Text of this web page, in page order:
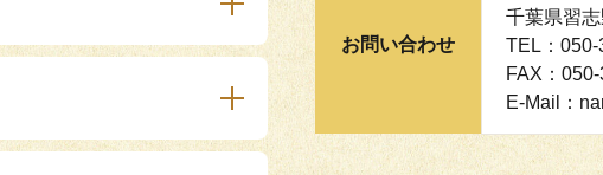
お問い合わせ
千葉県習
TEL：
FAX：
E-Mail：